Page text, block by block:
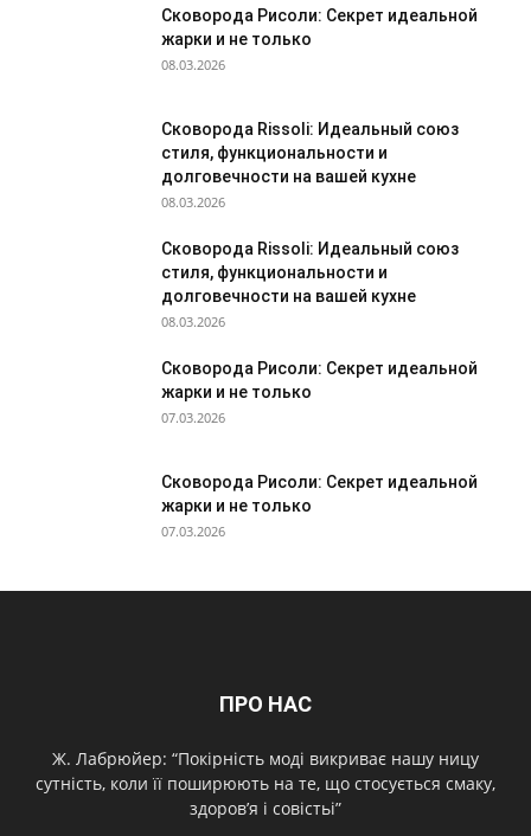
Сковорода Рисоли: Секрет идеальной
жарки и не только
08.03.2026
Сковорода Rissoli: Идеальный союз
стиля, функциональности и
долговечности на вашей кухне
08.03.2026
Сковорода Rissoli: Идеальный союз
стиля, функциональности и
долговечности на вашей кухне
08.03.2026
Сковорода Рисоли: Секрет идеальной
жарки и не только
07.03.2026
Сковорода Рисоли: Секрет идеальной
жарки и не только
07.03.2026
ПРО НАС
Ж. Лабрюйер: “Покірність моді викриває нашу ницу
сутність, коли її поширюють на те, що стосується смаку,
здоров’я і совістьі”